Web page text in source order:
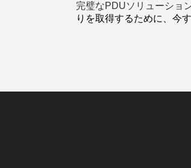
完璧なPDUソリューショ
りを取得するために、今